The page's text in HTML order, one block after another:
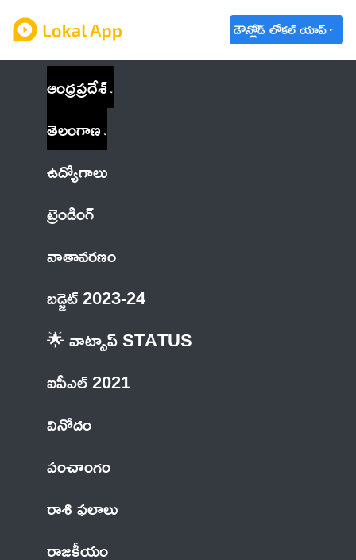
డౌన్లోడ్ లోకల్ యాప్
ఆంధ్రప్రదేశ్
తెలంగాణ
ఉద్యోగాలు
ట్రెండింగ్
వాతావరణం
బడ్జెట్ 2023-24
🌟 వాట్సాప్ STATUS
ఐపీఎల్ 2021
వినోదం
పంచాంగం
రాశి ఫలాలు
రాజకీయం